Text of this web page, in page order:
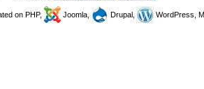
on PHP, Joomla, Drupal, WordPress,